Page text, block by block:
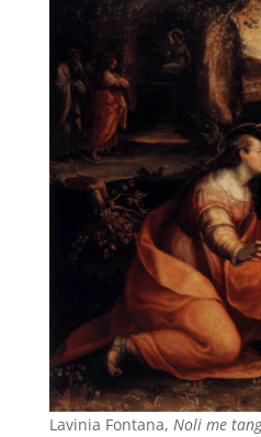
Lavinia Fontana, Noli me